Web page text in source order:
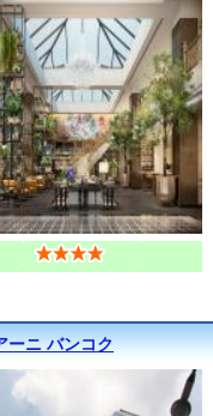
ーニ バンコク